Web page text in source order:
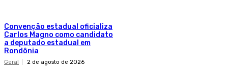
Convenção estadual oficializa
Carlos Magno como candidato
a deputado estadual em
Rondônia
Geral 2 de agosto de 2026